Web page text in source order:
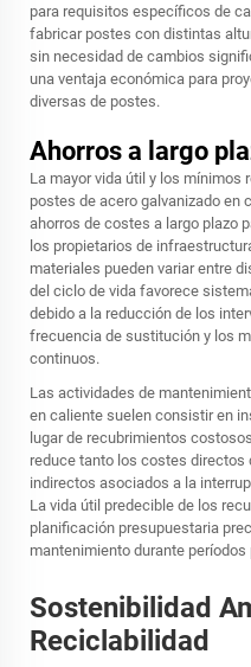
para requisitos específicos de
fabricar postes con distintas
sin necesidad de cambios
una ventaja económica para
diversas de postes.
Ahorros a largo
La mayor vida útil y los mínimos
postes de acero galvanizado en
ahorros de costes a largo plazo
los propietarios de
materiales pueden variar entre
del ciclo de vida favorece
debido a la reducción de los
frecuencia de sustitución y los
continuos.
Las actividades de
en caliente suelen consistir en
lugar de recubrimientos
reduce tanto los costes
indirectos asociados a la
La vida útil predecible de los
planificación presupuestaria
mantenimiento durante períodos
Sostenibilidad
Reciclabilidad